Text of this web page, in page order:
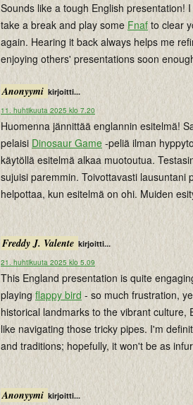
Sounds like a tough English presentation!
take a break and play some Fnaf to clear
again. Hearing it back always helps me
enjoying others' presentations soon
Anonyymi kirjoitti...
11. huhtikuuta 2025 klo 7.20
Huomenna jännittää englannin esitelmä!
pelaisi Dinosaur Game -peliä ilman
käytöllä esitelmä alkaa muotoutua.
sujuisi paremmin. Toivottavasti lausuntani
helpottaa, kun esitelmä on ohi. Muiden
Freddy J. Valente kirjoitti...
21. huhtikuuta 2025 klo 5.09
This England presentation is quite
playing flappy bird - so much frustration,
historical landmarks to the vibrant culture,
like navigating those tricky pipes. I'm
and traditions; hopefully, it won't be as
Anonyymi kirjoitti...